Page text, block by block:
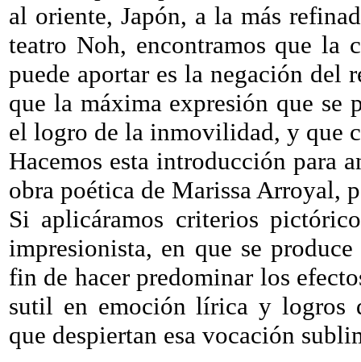
al oriente, Japón, a la más
teatro Noh, encontramos que la
puede aportar es la negación del
que la máxima expresión que se
el logro de la inmovilidad, y que
Hacemos esta introducción para
obra poética de Marissa Arroyal,
Si aplicáramos criterios
impresionista, en que se
fin de hacer predominar los
sutil en emoción lírica y logros
que despiertan esa vocación